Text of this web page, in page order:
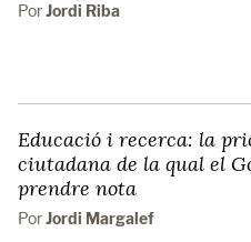
PorJordi Riba
Educació i recerca: la
ciutadana de la qual el
prendre nota
PorJordi Margalef